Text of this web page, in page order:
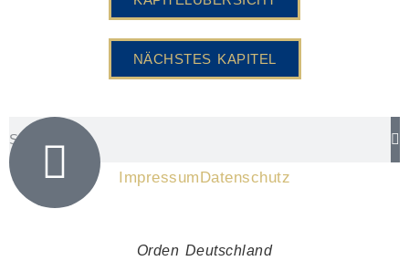
NÄCHSTES KAPITEL
ImpressumDatenschutz
Orden Deutschland